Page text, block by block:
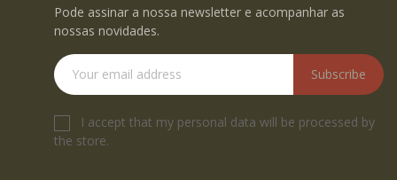
Pode assinar a nossa newsletter e acompanhar as
nossas novidades.
Subscribe
I accept that my personal data will be processed by
the store.